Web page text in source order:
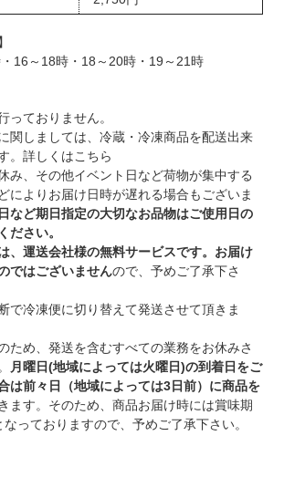
16～18時・18～20時・19～21時
っておりません。
関しましては、冷蔵・冷凍商品を配送出来
。詳しくはこちら
み、その他イベント日など荷物が集中する
によりお届け日時が遅れる場合もございま
など期日指定の大切なお品物はご使用日の
ださい。
、運送会社様の無料サービスです。お届け
ではございませんので、予めご了承下さ
で冷凍便に切り替えて発送させて頂きま
ため、発送を含むすべての業務をお休みさ
月曜日(地域によっては火曜日)の到着日をご
は前々日（地域によっては3日前）に商品を
ます。そのため、商品お届け時には賞味期
っておりますので、予めご了承下さい。